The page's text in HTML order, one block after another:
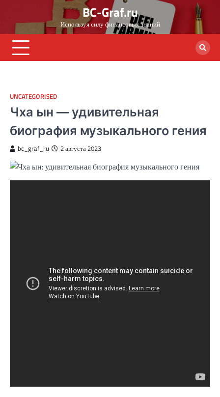
content
BC-Graf.ru
Используя силу финансовых знаний
UNCATEGORISED
Чха ын — удивительная
биография музыкального гения
bc_graf_ru 2 августа 2023